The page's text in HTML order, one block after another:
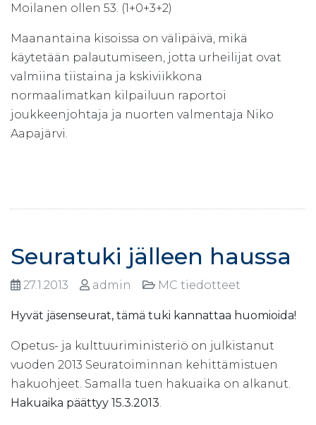
Moilanen ollen 53. (1+0+3+2)
Maanantaina kisoissa on välipäivä, mikä
käytetään palautumiseen, jotta urheilijat ovat
valmiina tiistaina ja kskiviikkona
normaalimatkan kilpailuun raportoi
joukkeenjohtaja ja nuorten valmentaja Niko
Aapajärvi.
Seuratuki jälleen haussa
27.1.2013 admin MC tiedotteet
Hyvät jäsenseurat, tämä tuki kannattaa huomioida!
Opetus- ja kulttuuriministeriö on julkistanut
vuoden 2013 Seuratoiminnan kehittämistuen
hakuohjeet. Samalla tuen hakuaika on alkanut.
Hakuaika päättyy 15.3.2013